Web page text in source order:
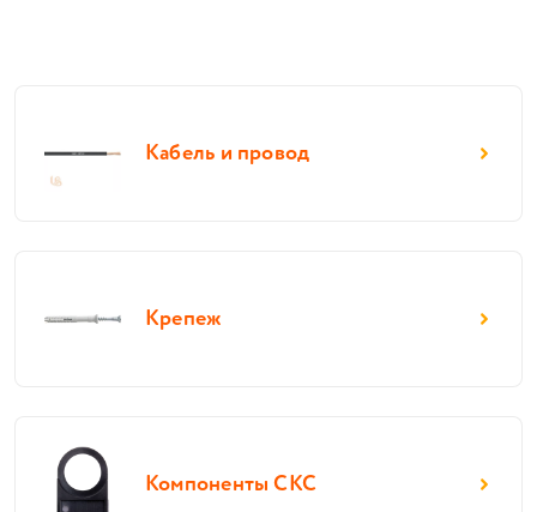
Кабель и провод
Крепеж
Компоненты СКС